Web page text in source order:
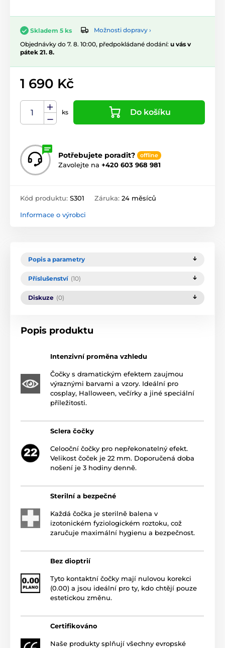
Skladem 5 ks
Možnosti dopravy ›
Objednávky do 7. 8. 10:00, předpokládané dodání: u vás v
pátek 21. 8.
1 690 Kč
ks Do košíku
Potřebujete poradit? offline
Zavolejte na +420 603 968 981
Kód produktu: S301 Záruka: 24 měsíců
Informace o výrobci
Popis a parametry
Příslušenství (10)
Diskuze (0)
Popis produktu
Intenzivní proměna vzhledu
Čočky s dramatickým efektem zaujmou
výraznými barvami a vzory. Ideální pro
cosplay, Halloween, večírky a jiné speciální
příležitosti.
Sclera čočky
Celooční čočky pro nepřekonatelný efekt.
Velikost čoček je 22 mm. Doporučená doba
nošení je 3 hodiny denně.
Sterilní a bezpečné
Každá čočka je sterilně balena v
izotonickém fyziologickém roztoku, což
zaručuje maximální hygienu a bezpečnost.
Bez dioptrií
Tyto kontaktní čočky mají nulovou korekci
(0.00) a jsou ideální pro ty, kdo chtějí pouze
estetickou změnu.
Certifikováno
Naše produkty splňují všechny evropské